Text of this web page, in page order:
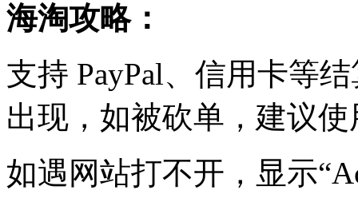
海淘攻略：
支持 PayPal、信用卡等
出现，如被砍单，建议
如遇网站打不开，显示